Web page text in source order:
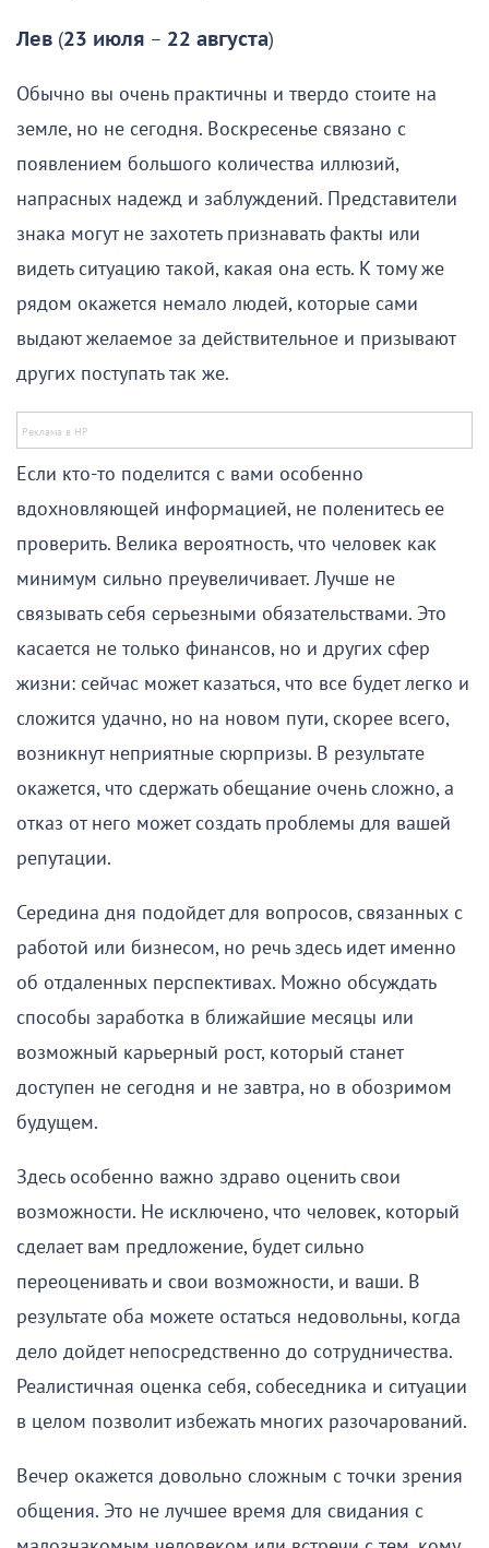
Лев (23 июля – 22 августа)
Обычно вы очень практичны и твердо стоите на
земле, но не сегодня. Воскресенье связано с
появлением большого количества иллюзий,
напрасных надежд и заблуждений. Представители
знака могут не захотеть признавать факты или
видеть ситуацию такой, какая она есть. К тому же
рядом окажется немало людей, которые сами
выдают желаемое за действительное и призывают
других поступать так же.
Если кто-то поделится с вами особенно
вдохновляющей информацией, не поленитесь ее
проверить. Велика вероятность, что человек как
минимум сильно преувеличивает. Лучше не
связывать себя серьезными обязательствами. Это
касается не только финансов, но и других сфер
жизни: сейчас может казаться, что все будет легко и
сложится удачно, но на новом пути, скорее всего,
возникнут неприятные сюрпризы. В результате
окажется, что сдержать обещание очень сложно, а
отказ от него может создать проблемы для вашей
репутации.
Середина дня подойдет для вопросов, связанных с
работой или бизнесом, но речь здесь идет именно
об отдаленных перспективах. Можно обсуждать
способы заработка в ближайшие месяцы или
возможный карьерный рост, который станет
доступен не сегодня и не завтра, но в обозримом
будущем.
Здесь особенно важно здраво оценить свои
возможности. Не исключено, что человек, который
сделает вам предложение, будет сильно
переоценивать и свои возможности, и ваши. В
результате оба можете остаться недовольны, когда
дело дойдет непосредственно до сотрудничества.
Реалистичная оценка себя, собеседника и ситуации
в целом позволит избежать многих разочарований.
Вечер окажется довольно сложным с точки зрения
общения. Это не лучшее время для свидания с